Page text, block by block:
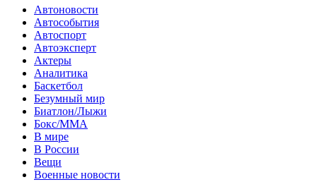
Автоновости
Автособытия
Автоспорт
Автоэксперт
Актеры
Аналитика
Баскетбол
Безумный мир
Биатлон/Лыжи
Бокс/MMA
В мире
В России
Вещи
Военные новости